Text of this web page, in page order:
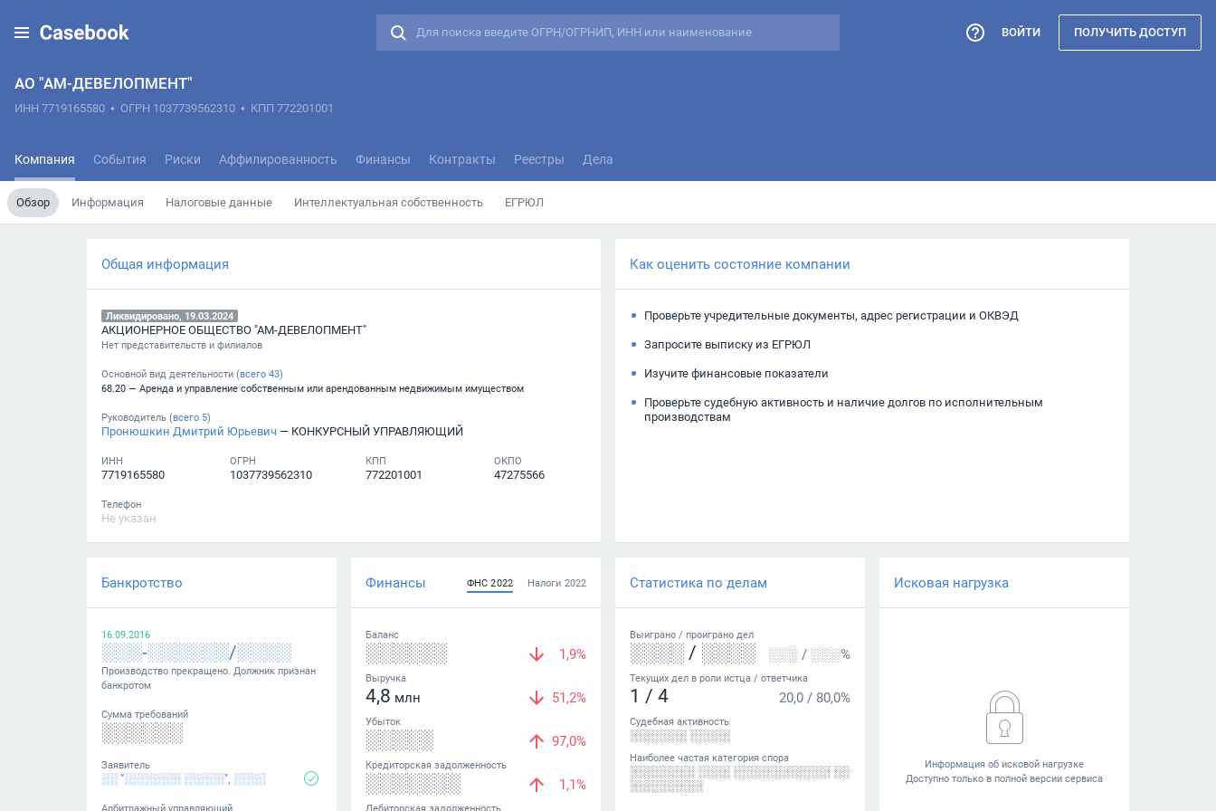
АО "АМ-ДЕВЕЛОПМЕНТ"
ИНН 7719165580 • ОГРН 1037739562310 • КПП 772201001
Компания События Риски Аффилированность Финансы Контракты Реестры Дела
Обзор Информация Налоговые данные Интеллектуальная собственность ЕГРЮЛ
ВОЙТИ ПОЛУЧИТЬ ДОСТУП
Общая информация
Ликвидировано, 19.03.2024
АКЦИОНЕРНОЕ ОБЩЕСТВО "АМ-ДЕВЕЛОПМЕНТ"
Нет представительств и филиалов
Основной вид деятельности (всего 43)
68.20 — Аренда и управление собственным или арендованным недвижимым имуществом
Руководитель (всего 5)
Пронюшкин Дмитрий Юрьевич — КОНКУРСНЫЙ УПРАВЛЯЮЩИЙ
ИНН
7719165580
ОГРН
1037739562310
КПП
772201001
ОКПО
47275566
Телефон
Не указан
Как оценить состояние компании
Проверьте учредительные документы, адрес регистрации и ОКВЭД
Запросите выписку из ЕГРЮЛ
Изучите финансовые показатели
Проверьте судебную активность и наличие долгов по исполнительным
производствам
Банкротство
16.09.2016
░░░-░░░░░░/░░░░
Производство прекращено. Должник признан
банкротом
Сумма требований
░░░░░░
Заявитель
░░ "░░░░░░░ ░░░░░", ░░░░
Арбитражный управляющий
Финансы ФНС 2022 Налоги 2022
Баланс
░░░░░░ 1,9%
Выручка
4,8 млн 51,2%
Убыток
░░░░░ 97,0%
Кредиторская задолженность
░░░░░░░ 1,1%
Дебиторская задолженность
Статистика по делам
Выиграно / проиграно дел
░░░░ / ░░░░ ░░░ / ░░░%
Текущих дел в роли истца / ответчика
1 / 4 20,0 / 80,0%
Судебная активность
░░░░░░░ ░░░░░
Наиболее частая категория спора
░░░░░░░░ ░░░░ ░░░░░░░░░░░░ ░░
░░░░░░░░░
Исковая нагрузка